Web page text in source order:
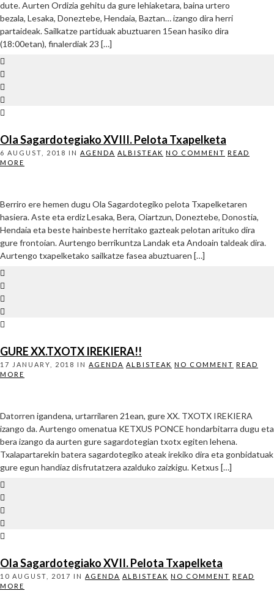
dute. Aurten Ordizia gehitu da gure lehiaketara, baina urtero
bezala, Lesaka, Doneztebe, Hendaia, Baztan… izango dira herri
partaideak. Sailkatze partiduak abuztuaren 15ean hasiko dira
(18:00etan), finalerdiak 23 […]
Ola Sagardotegiako XVIII. Pelota Txapelketa
6 AUGUST, 2018 IN AGENDA ALBISTEAK NO COMMENT READ
MORE
Berriro ere hemen dugu Ola Sagardotegiko pelota Txapelketaren
hasiera. Aste eta erdiz Lesaka, Bera, Oiartzun, Doneztebe, Donostia,
Hendaia eta beste hainbeste herritako gazteak pelotan arituko dira
gure frontoian. Aurtengo berrikuntza Landak eta Andoain taldeak dira.
Aurtengo txapelketako sailkatze fasea abuztuaren […]
GURE XX.TXOTX IREKIERA!!
17 JANUARY, 2018 IN AGENDA ALBISTEAK NO COMMENT READ
MORE
Datorren igandena, urtarrilaren 21ean, gure XX. TXOTX IREKIERA
izango da. Aurtengo omenatua KETXUS PONCE hondarbitarra dugu eta
bera izango da aurten gure sagardotegian txotx egiten lehena.
Txalapartarekin batera sagardotegiko ateak irekiko dira eta gonbidatuak
gure egun handiaz disfrutatzera azalduko zaizkigu. Ketxus […]
Ola Sagardotegiako XVII. Pelota Txapelketa
10 AUGUST, 2017 IN AGENDA ALBISTEAK NO COMMENT READ
MORE